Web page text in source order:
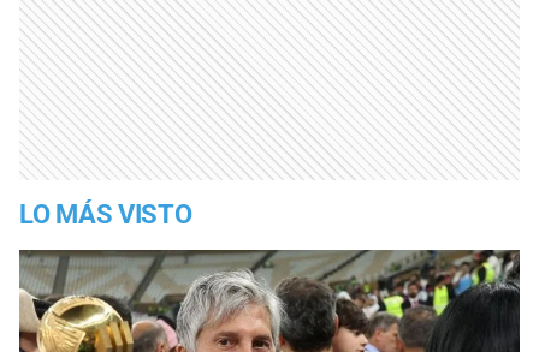
LO MÁS VISTO